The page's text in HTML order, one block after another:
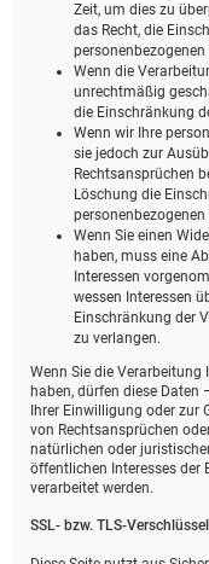
Zeit, um dies zu
das Recht, die
Wenn die
unrechtmäßig
die Einschränkung
Wenn wir Ihre
sie jedoch zur
Rechtsansprüchen
Löschung die
Wenn Sie einen
haben, muss eine
Interessen
wessen Interessen
Einschränkung der
zu verlangen.
Wenn Sie die Verarbeitung
haben, dürfen diese
Ihrer Einwilligung oder
von Rechtsansprüchen
natürlichen oder
öffentlichen Interesses der
verarbeitet werden.
SSL- bzw. TLS-